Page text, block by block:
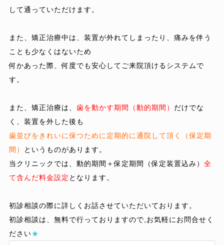
して通っていただけます。
また、矯正治療中は、装置が外れてしまったり、痛みを伴う
ことも少なくはないため
何かあった際、何度でも安心してご来院頂けるシステムで
す。
また、矯正治療は、 歯を動かす期間（動的期間） だけでな
く、装置を外した後も
歯並びをきれいに保つために定期的に通院して頂く（保定期
間）
というものがあります。
当クリニックでは、動的期間＋保定期間（保定装置込み） 全
て含んだ料金設定 となります。
初診相談の際に詳しくお話させていただいております。
初診相談は、無料で行っておりますので,お気軽にお問合せく
ださい★